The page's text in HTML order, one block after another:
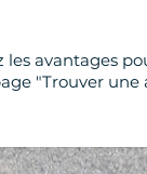
avantages
"Trouver une